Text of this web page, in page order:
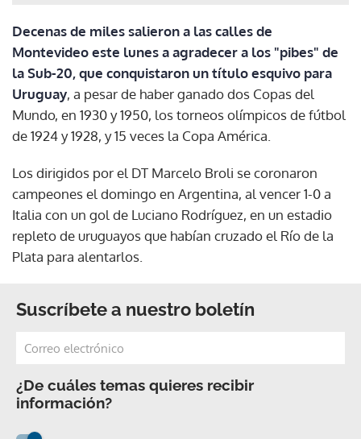
Decenas de miles salieron a las calles de
Montevideo este lunes a agradecer a los "pibes" de
la Sub-20, que conquistaron un título esquivo para
Uruguay, a pesar de haber ganado dos Copas del
Mundo, en 1930 y 1950, los torneos olímpicos de fútbol
de 1924 y 1928, y 15 veces la Copa América.
Los dirigidos por el DT Marcelo Broli se coronaron
campeones el domingo en Argentina, al vencer 1-0 a
Italia con un gol de Luciano Rodríguez, en un estadio
repleto de uruguayos que habían cruzado el Río de la
Plata para alentarlos.
Suscríbete a nuestro boletín
¿De cuáles temas quieres recibir
información?